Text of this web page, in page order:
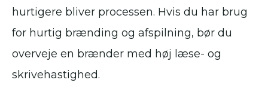
hurtigere bliver processen. Hvis du har brug
for hurtig brænding og afspilning, bør du
overveje en brænder med høj læse- og
skrivehastighed.